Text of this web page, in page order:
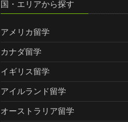
国・エリアから探す
アメリカ留学
カナダ留学
イギリス留学
アイルランド留学
オーストラリア留学